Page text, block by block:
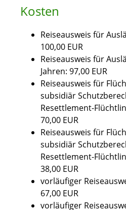
Kosten
Reiseausweis für
100,00 EUR
Reiseausweis für
Jahren: 97,00 EUR
Reiseausweis für
subsidiär
Resettlement-
70,00 EUR
Reiseausweis für
subsidiär
Resettlement-
38,00 EUR
vorläufiger
67,00 EUR
vorläufiger